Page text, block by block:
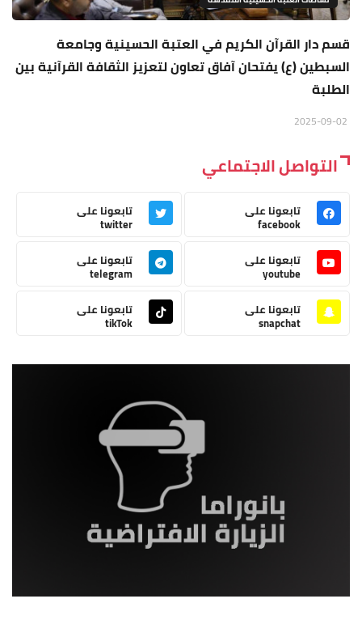
قسم دار القرآن الكريم في العتبة الحسينية وجامعة
السبطين (ع) يفتحان آفاق تعاون لتعزيز الثقافة القرآنية بين
الطلبة
التواصل الاجتماعي
تابعونا على
facebook
تابعونا على
twitter
تابعونا على
youtube
تابعونا على
telegram
تابعونا على
snapchat
تابعونا على
tikTok